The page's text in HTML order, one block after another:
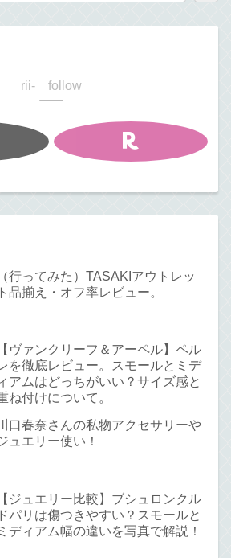
rii- follow
（行ってみた）TASAKIアウトレッ
ト品揃え・オフ率レビュー。
【ヴァンクリーフ＆アーペル】ペル
を徹底レビュー。スモールとミデ
アムはどっちがいい？サイズ感と
ね付けについて。
口春奈さんの私物アクセサリーや
ュエリー使い！
【ジュエリー比較】ブシュロンクル
ドパリは傷つきやすい？スモールと
ミディアム幅の違いを写真で解説！